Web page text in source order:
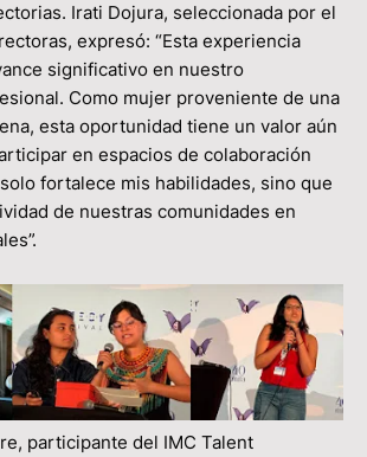
Irati Dojura, seleccionada por el
expresó: “Esta experiencia
significativo en nuestro
Como mujer proveniente de una
esta oportunidad tiene un valor aún
en espacios de colaboración
fortalece mis habilidades, sino que
de nuestras comunidades en
participante del IMC Talent